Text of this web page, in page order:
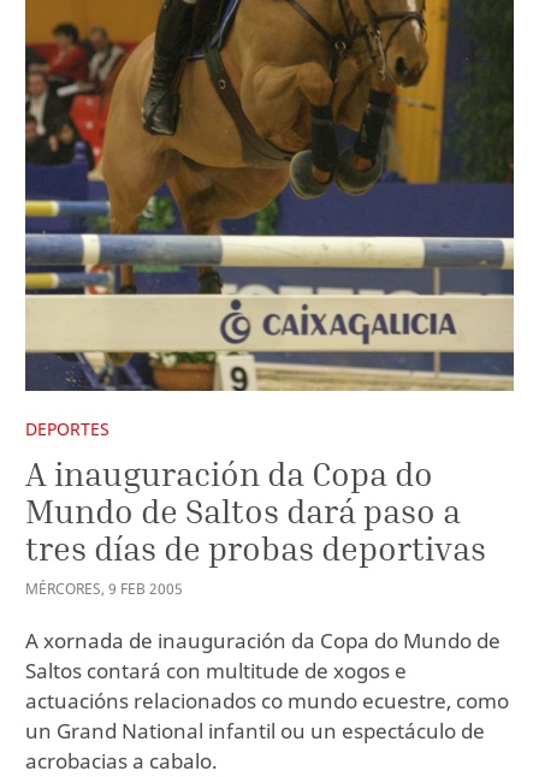
DEPORTES
A inauguración da Copa do
Mundo de Saltos dará paso a
tres días de probas deportivas
MÉRCORES, 9 FEB 2005
A xornada de inauguración da Copa do Mundo de
Saltos contará con multitude de xogos e
actuacións relacionados co mundo ecuestre, como
un Grand National infantil ou un espectáculo de
acrobacias a cabalo.